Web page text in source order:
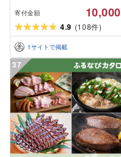
寄付金額 10,000
4.9 (108件)
1サイトで掲載
37